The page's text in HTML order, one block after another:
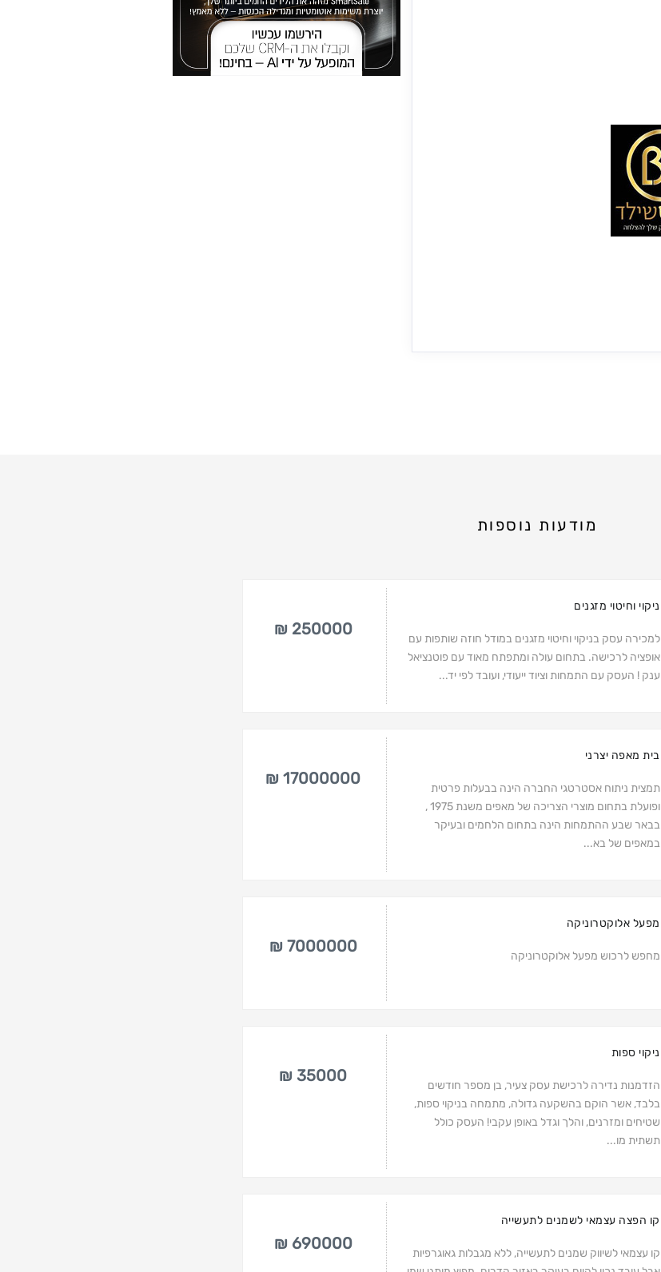
מודעות נוספות
ניקוי וחיטוי מזגנים
למכירה עסק בניקוי וחיטוי מזגנים במודל חוזה שותפות עם
אופציה לרכישה. בתחום עולה ומתפתח מאוד עם פוטנציאל
ענק ! העסק עם התמחות וציוד ייעודי, ועובד לפי יד...
250000 ₪
בית מאפה יצרני
תמצית ניתוח אסטרטגי החברה הינה בבעלות פרטית
ופועלת בתחום מוצרי הצריכה של מאפים משנת 1975 ,
בבאר שבע ההתמחות הינה בתחום הלחמים ובעיקר
במאפים של בא...
17000000 ₪
מפעל אלוקטרוניקה
מחפש לרכוש מפעל אלוקטרוניקה
7000000 ₪
ניקוי ספות
הזדמנות נדירה לרכישת עסק צעיר, בן מספר חודשים
בלבד, אשר הוקם בהשקעה גדולה, מתמחה בניקוי ספות,
שטיחים ומזרנים, והלך וגדל באופן עקבי! העסק כולל
תשתית מו...
35000 ₪
קו הפצה עצמאי לשמנים לתעשייה
קו עצמאי לשיווק שמנים לתעשייה, ללא מגבלות גאוגרפיות
690000 ₪